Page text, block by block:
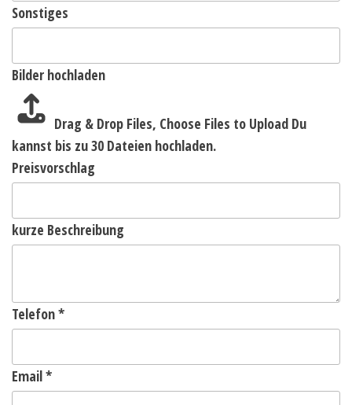
Sonstiges
Bilder hochladen
Drag & Drop Files, Choose Files to Upload Du
kannst bis zu 30 Dateien hochladen.
Preisvorschlag
kurze Beschreibung
Telefon*
Email*